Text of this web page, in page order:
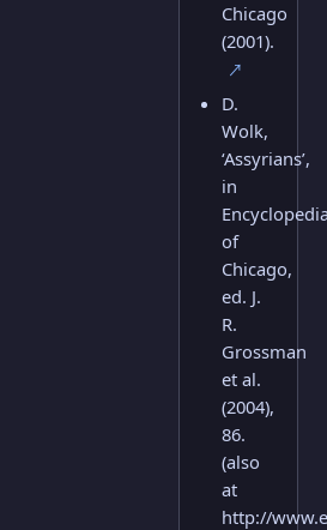
Chicago
(2001).
↗
D.
Wolk,
‘Assyrians’,
in
of
Chicago,
ed. J.
R.
Grossman
et al.
(2004),
86.
(also
at
http://